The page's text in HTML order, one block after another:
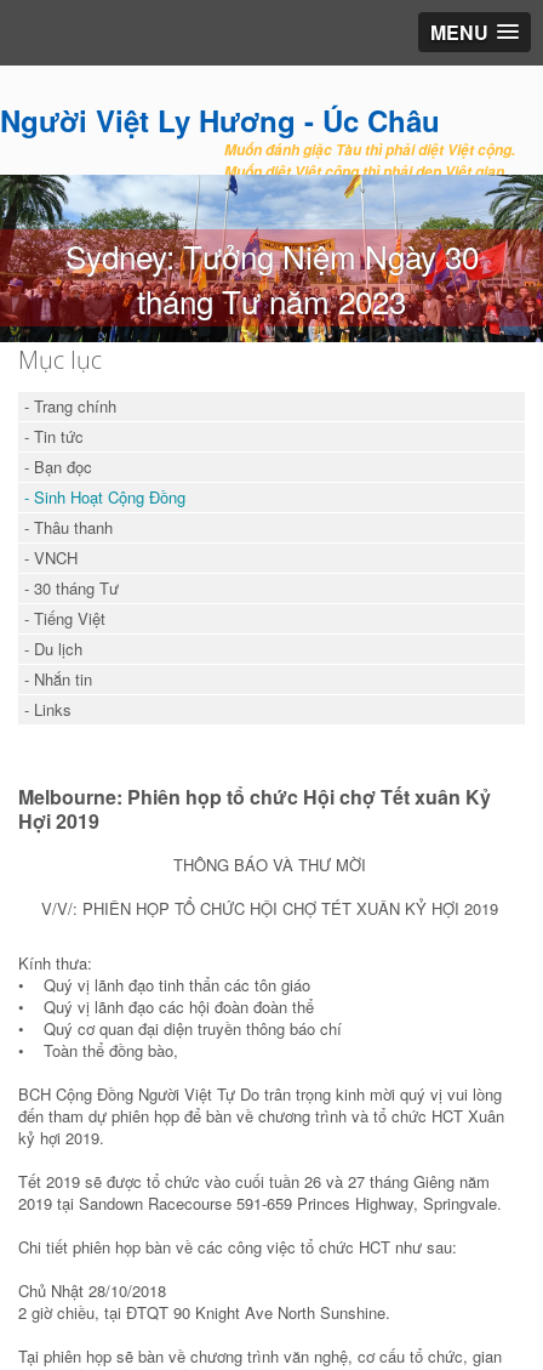
MENU
Người Việt Ly Hương - Úc Châu
Muốn đánh giặc Tàu thì phải diệt Việt cộng.
Muốn diệt Việt cộng thì phải dẹp Việt gian.
Sydney: Tưởng Niệm Ngày 30
tháng Tư năm 2023
Mục lục
- Trang chính
- Tin tức
- Bạn đọc
- Sinh Hoạt Cộng Đồng
- Thâu thanh
- VNCH
- 30 tháng Tư
- Tiếng Việt
- Du lịch
- Nhắn tin
- Links
Melbourne: Phiên họp tổ chức Hội chợ Tết xuân Kỷ
Hợi 2019
THÔNG BÁO VÀ THƯ MỜI
V/V/: PHIÊN HỌP TỔ CHỨC HỘI CHỢ TÉT XUÂN KỶ HỢI 2019
Kính thưa:
• Quý vị lãnh đạo tinh thẩn các tôn giáo
• Quý vị lãnh đạo các hội đoàn đoàn thể
• Quý cơ quan đại diện truyền thông báo chí
• Toàn thể đồng bào,
BCH Cộng Đồng Người Việt Tự Do trân trọng kinh mời quý vị vui lòng
đến tham dự phiên họp để bàn về chương trình và tổ chức HCT Xuân
kỷ hợi 2019.
Tết 2019 sẽ được tổ chức vào cuối tuần 26 và 27 tháng Giêng năm
2019 tại Sandown Racecourse 591-659 Princes Highway, Springvale.
Chi tiết phiên họp bàn về các công việc tổ chức HCT như sau:
Chủ Nhật 28/10/2018
2 giờ chiều, tại ĐTQT 90 Knight Ave North Sunshine.
Tại phiên họp sẽ bàn về chương trình văn nghệ, cơ cấu tổ chức, gian